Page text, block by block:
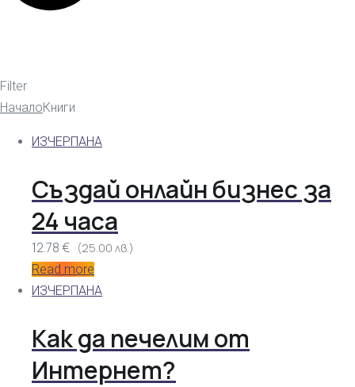
Filter
НачалоКниги
ИЗЧЕРПАНА
Създай онлайн бизнес за
24 часа
12.78 € (25.00 лв.)
Read more
ИЗЧЕРПАНА
Как да печелим от
Интернет?